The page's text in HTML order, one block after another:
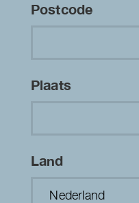
Postcode
Plaats
Land